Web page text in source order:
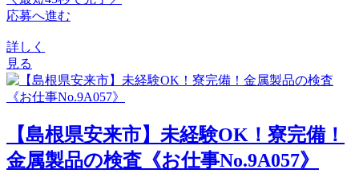
応募へ進む
詳しく
見る
【島根県安来市】未経験OK！寮完備！
金属製品の検査《お仕事No.9A057》